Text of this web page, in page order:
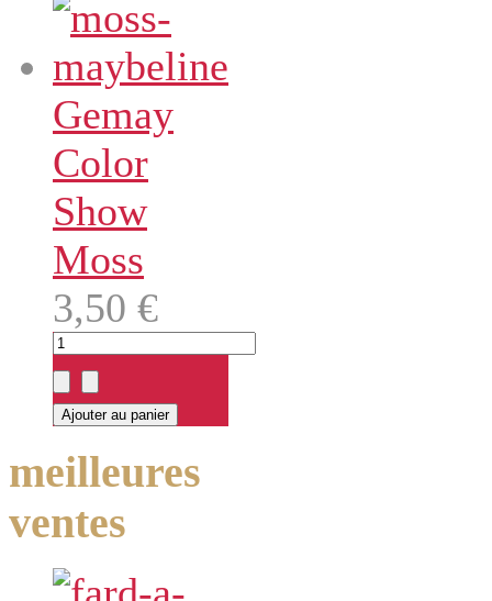
Gemay
Color
Show
Moss
3,50 €
meilleures
ventes